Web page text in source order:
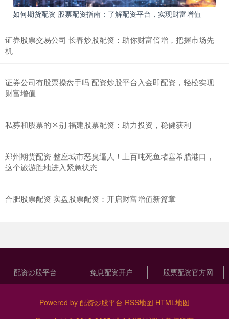
如何期货配资 股票配资指南：了解配资平台，实现财富增值
证券股票交易公司 长春炒股配资：助你财富倍增，把握市场先
机
证券公司有股票操盘手吗 配资炒股平台入金即配资，轻松实现
财富增值
私募和股票的区别 福建股票配资：助力投资，稳健获利
郑州期货配资 整座城市恶臭逼人！上百吨死鱼堵塞希腊港口，
这个旅游胜地进入紧急状态
合肥股票配资 实盘股票配资：开启财富增值新篇章
配资炒股平台 免息配资开户 股票配资官方网
Powered by 配资炒股平台 RSS地图 HTML地图